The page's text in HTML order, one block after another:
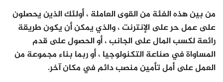
من بين هذه الفئة من القوى العاملة ، أولئك الذين يحصلون
على عمل حر على الإنترنت ، والذي يمكن أن يكون طريقة
رائعة لكسب المال على الجانب ، أو الحصول على قدم
المساواة في صناعة التكنولوجيا ، أو ربما بناء مجموعة من
العمل على أمل تأمين منصب دائم في مكان آخر.